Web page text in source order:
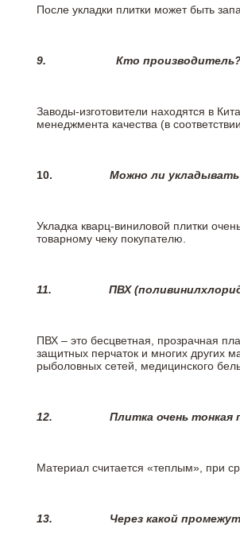
После укладки плитки может быть
9. Кто
Заводы-изготовители находятся в
менеджмента качества (в
10. Можно ли
Укладка кварц-виниловой плитки
товарному чеку покупателю.
11. ПВХ
ПВХ – это бесцветная, прозрачная
защитных перчаток и многих других
рыболовных сетей, медицинского
12. Плитка очень тонкая
Материал считается «теплым», при
13. Через какой